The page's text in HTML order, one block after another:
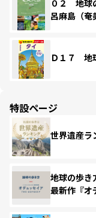
０２ 地
呂麻島（
Ｄ１７ 地
特設ページ
世界遺産ラ
地球の歩
最新作『オ